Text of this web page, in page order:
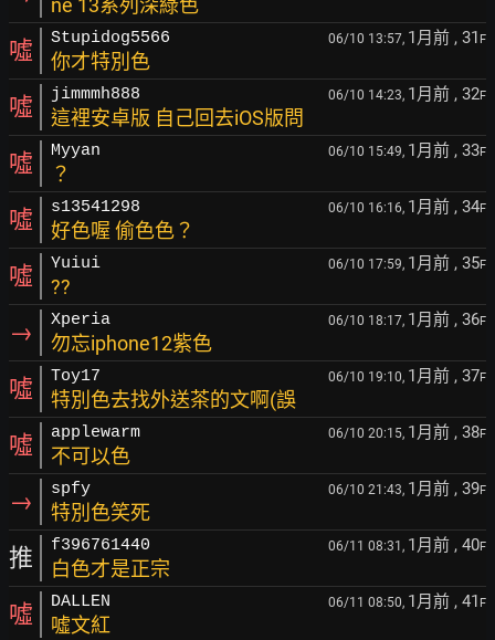
ne 13系列深綠色
噓 Stupidog5566 06/10 13:57, 1月前 , 31 F
你才特別色
噓 jimmmh888 06/10 14:23, 1月前 , 32F
這裡安卓版 自己回去iOS版問
噓 Myyan 06/10 15:49, 1月前 , 33F
？
噓 s13541298 06/10 16:16, 1月前 , 34F
好色喔 偷色色？
噓 Yuiui 06/10 17:59, 1月前 , 35F
??
→ Xperia 06/10 18:17, 1月前 , 36F
勿忘iphone12紫色
噓 Toy17 06/10 19:10, 1月前 , 37F
特別色去找外送茶的文啊(誤
噓 applewarm 06/10 20:15, 1月前 , 38F
不可以色
→ spfy 06/10 21:43, 1月前 , 39F
特別色笑死
推 f396761440 06/11 08:31, 1月前 , 40F
白色才是正宗
噓 DALLEN 06/11 08:50, 1月前 , 41 F
噓文紅